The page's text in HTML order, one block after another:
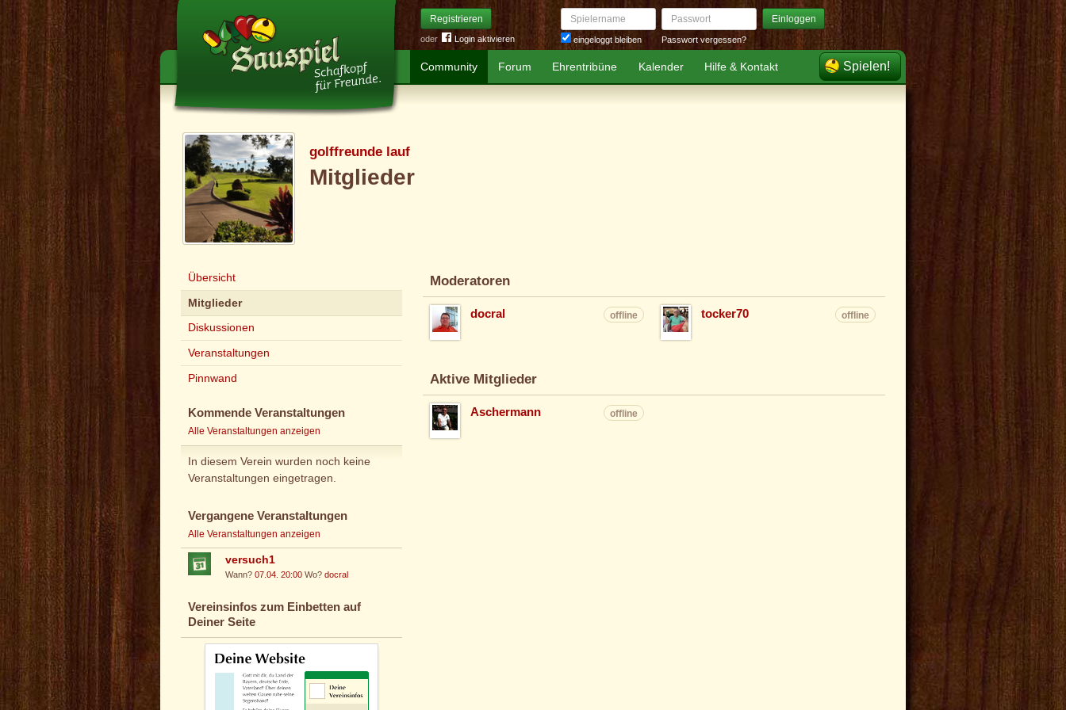
Registrieren
oder Login aktivieren
Spielername
eingeloggt bleiben
Passwort Einloggen
Passwort vergessen?
Community Forum Ehrentribüne Kalender Hilfe & Kontakt Spielen!
golffreunde lauf
Mitglieder
Übersicht
Mitglieder
Diskussionen
Veranstaltungen
Pinnwand
Kommende Veranstaltungen
Alle Veranstaltungen anzeigen
In diesem Verein wurden noch keine
Veranstaltungen eingetragen.
Vergangene Veranstaltungen
Alle Veranstaltungen anzeigen
versuch1
Wann?07.04. 20:00 Wo?docral
Vereinsinfos zum Einbetten auf
Deiner Seite
Moderatoren
docral offline tocker70 offline
Aktive Mitglieder
Aschermann offline